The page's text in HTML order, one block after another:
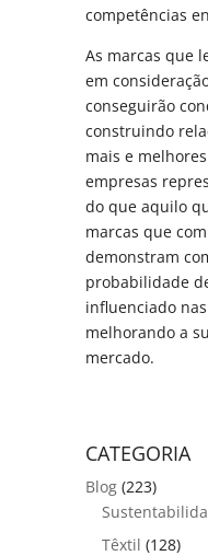
competências
As marcas que
em
conseguirão
construindo
mais e
empresas
do que aquilo
marcas que
demonstram
probabilidade
influenciado
melhorando a
mercado.
CATEGORIA
Blog (223)
Têxtil (128)